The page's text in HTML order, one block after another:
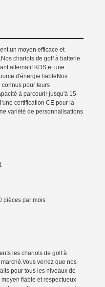
un moyen efficace et
chariots de golf à batterie
alternatif KDS et une
d'énergie fiableNos
connus pour leurs
à parcourir jusqu'à 15-
certification CE pour la
variété de personnalisations
pièces par mois
les chariots de golf à
verrez que nos
pour tous les niveaux de
fiable et respectueux